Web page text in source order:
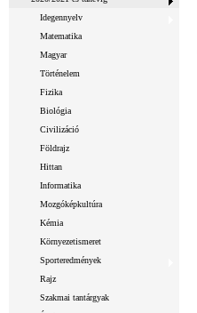
Idegennyelv
Matematika
Magyar
Történelem
Fizika
Biológia
Civilizáció
Földrajz
Hittan
Informatika
Mozgóképkultúra
Kémia
Környezetismeret
Sporteredmények
Rajz
Szakmai tantárgyak